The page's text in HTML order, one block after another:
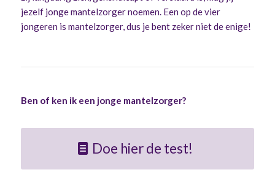
jezelf jonge mantelzorger noemen. Een op de vier
jongeren is mantelzorger, dus je bent zeker niet de enige!
Ben of ken ik een jonge mantelzorger?
Doe hier de test!